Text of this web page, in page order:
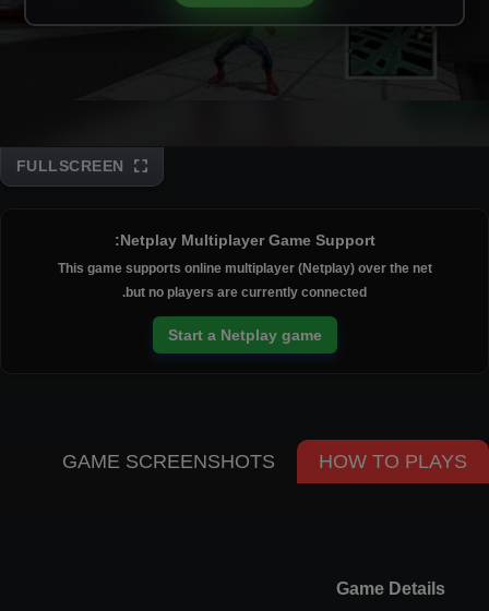
Netplay Multiplayer Game Support:
This game supports online multiplayer (Netplay) over the net
but no players are currently connected.
Start a Netplay game
HOW TO PLAYS
GAME SCREENSHOTS
Game Details